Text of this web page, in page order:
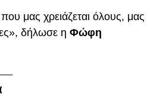
μας χρειάζεται όλους, μας
δήλωσε η Φώφη